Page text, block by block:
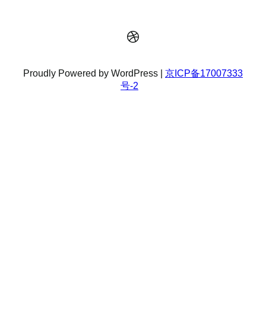
Dribbble
Proudly Powered by WordPress | 京ICP备17007333
号-2